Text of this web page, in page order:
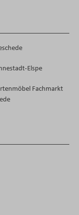
Elspe
Fachmarkt